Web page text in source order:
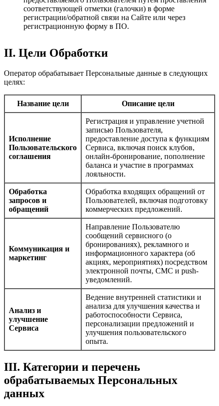
соответствующей отметки (галочки) в форме
регистрации/обратной связи на Сайте или через
регистрационную форму в ПО.
II. Цели Обработки
Оператор обрабатывает Персональные данные в следующих
целях:
Название цели Описание цели
Исполнение
Пользовательского
соглашения
Регистрация и управление учетной
записью Пользователя,
предоставление доступа к функциям
Сервиса, включая поиск клубов,
онлайн-бронирование, пополнение
баланса и участие в программах
лояльности.
Обработка
запросов и
обращений
Обработка входящих обращений от
Пользователей, включая подготовку
коммерческих предложений.
Коммуникация и
маркетинг
Направление Пользователю
сообщений сервисного (о
бронированиях), рекламного и
информационного характера (об
акциях, мероприятиях) посредством
электронной почты, СМС и push-
уведомлений.
Анализ и
улучшение
Сервиса
Ведение внутренней статистики и
анализа для улучшения качества и
работоспособности Сервиса,
персонализации предложений и
улучшения пользовательского
опыта.
III. Категории и перечень
обрабатываемых Персональных
данных